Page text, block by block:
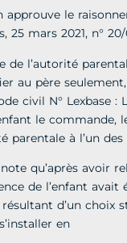
approuve le
25 mars 2021, n° 20/
de l’autorité
au père
civil N° Lexbase :
le commande,
parentale à l’un
qu’après avoir
de l’enfant avait
d’un choix
en